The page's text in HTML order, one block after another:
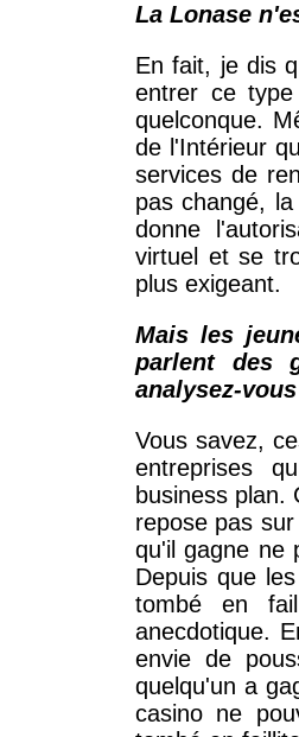
La Lonase
En fait, je dis
entrer ce
quelconque.
de l'Intérieur
services de
pas changé,
donne
virtuel et se
plus exigeant.
Mais les
parlent des
analysez-
Vous savez,
entreprises
business plan.
repose pas
qu'il gagne ne
Depuis que
tombé en
anecdotique.
envie de
quelqu'un a
casino ne